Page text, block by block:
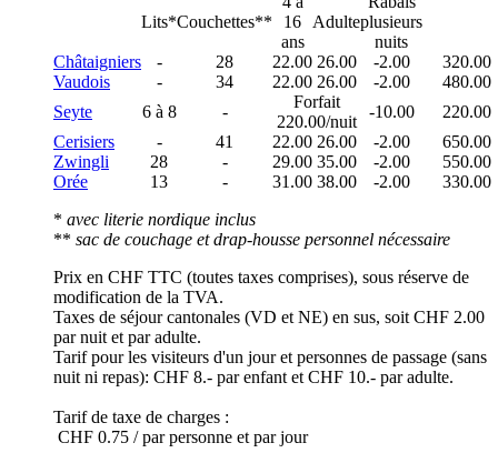
Lits*Couchettes**
16
ans
Adulteplusieurs
nuits
Châtaigniers
- 28 22.00 26.00 -2.00
320.00
Vaudois
- 34 22.00 26.00 -2.00
480.00
Seyte
6 à 8 -
Forfait
220.00/nuit
-10.00
220.00
Cerisiers
- 41 22.00 26.00 -2.00
650.00
Zwingli
28 - 29.00 35.00 -2.00
550.00
Orée
13 - 31.00 38.00 -2.00
330.00
* avec literie nordique inclus
** sac de couchage et drap-housse personnel nécessaire
Prix en CHF TTC (toutes taxes comprises), sous réserve de
modification de la TVA.
Taxes de séjour cantonales (VD et NE) en sus, soit CHF 2.00
par nuit et par adulte.
Tarif pour les visiteurs d'un jour et personnes de passage (sans
nuit ni repas): CHF 8.- par enfant et CHF 10.- par adulte.
Tarif de taxe de charges :
CHF 0.75 / par personne et par jour